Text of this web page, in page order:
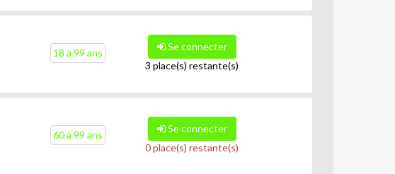
18 à 99 ans
Se connecter
3 place(s) restante(s)
60 à 99 ans
Se connecter
0 place(s) restante(s)